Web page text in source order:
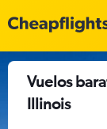
Vuelos
Illinois